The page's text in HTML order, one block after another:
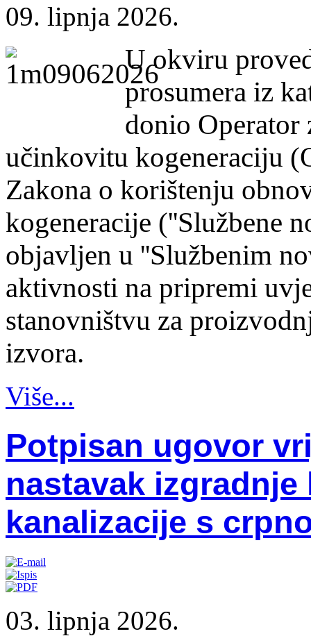
09. lipnja 2026.
U okviru
prosumera iz
donio
učinkovitu kogeneraciju
Zakona o korištenju
kogeneracije (''Službene
objavljen u ''Službenim
aktivnosti na pripremi
stanovništvu za
izvora.
Više...
Potpisan ugovor
nastavak
kanalizacije s
03. lipnja 2026.